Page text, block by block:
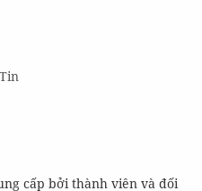
cấp bởi thành viên và đối